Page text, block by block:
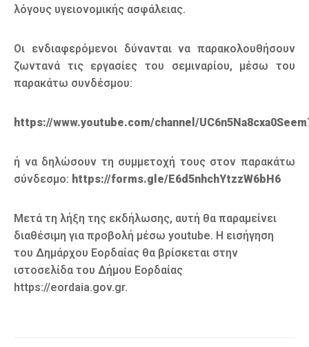
λόγους υγειονομικής ασφάλειας.
Οι ενδιαφερόμενοι δύνανται να παρακολουθήσουν
ζωντανά τις εργασίες του σεμιναρίου, μέσω του
παρακάτω συνδέσμου:
https://www.youtube.com/channel/
ή να δηλώσουν τη συμμετοχή τους στον παρακάτω
σύνδεσμο: https://forms.gle/E6d5nhchYtzzW6bH6
Μετά τη λήξη της εκδήλωσης, αυτή θα παραμείνει
διαθέσιμη για προβολή μέσω youtube. Η εισήγηση
του Δημάρχου Εορδαίας θα βρίσκεται στην
ιστοσελίδα του Δήμου Εορδαίας
https://eordaia.gov.gr.